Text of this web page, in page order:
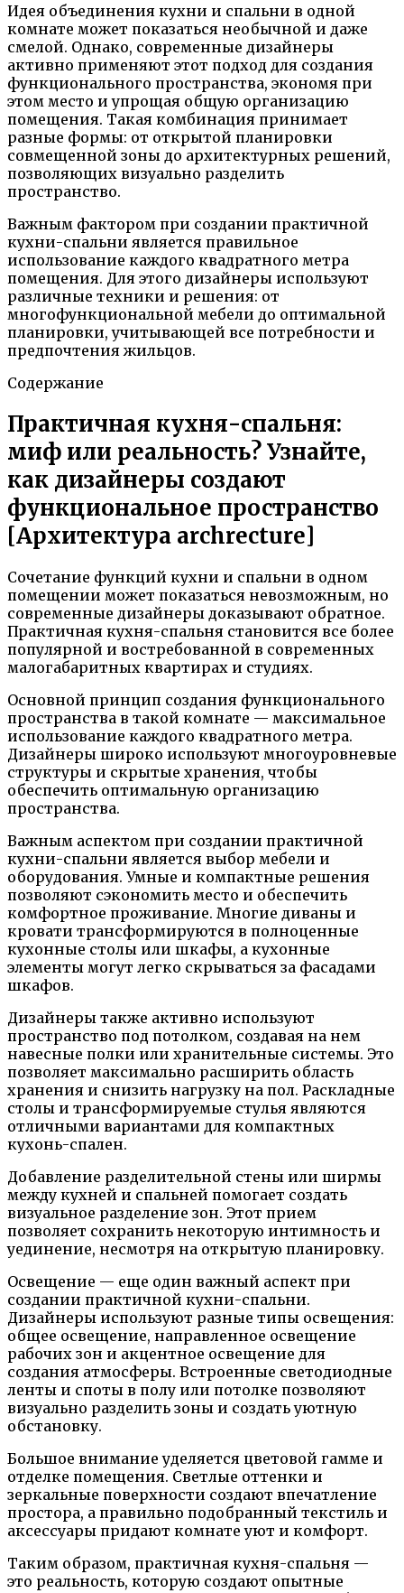
Идея объединения кухни и спальни в одной
комнате может показаться необычной и даже
смелой. Однако, современные дизайнеры
активно применяют этот подход для создания
функционального пространства, экономя при
этом место и упрощая общую организацию
помещения. Такая комбинация принимает
разные формы: от открытой планировки
совмещенной зоны до архитектурных решений,
позволяющих визуально разделить
пространство.
Важным фактором при создании практичной
кухни-спальни является правильное
использование каждого квадратного метра
помещения. Для этого дизайнеры используют
различные техники и решения: от
многофункциональной мебели до оптимальной
планировки, учитывающей все потребности и
предпочтения жильцов.
Содержание
Практичная кухня-спальня:
миф или реальность? Узнайте,
как дизайнеры создают
функциональное пространство
[Архитектура archrecture]
Сочетание функций кухни и спальни в одном
помещении может показаться невозможным, но
современные дизайнеры доказывают обратное.
Практичная кухня-спальня становится все более
популярной и востребованной в современных
малогабаритных квартирах и студиях.
Основной принцип создания функционального
пространства в такой комнате — максимальное
использование каждого квадратного метра.
Дизайнеры широко используют многоуровневые
структуры и скрытые хранения, чтобы
обеспечить оптимальную организацию
пространства.
Важным аспектом при создании практичной
кухни-спальни является выбор мебели и
оборудования. Умные и компактные решения
позволяют сэкономить место и обеспечить
комфортное проживание. Многие диваны и
кровати трансформируются в полноценные
кухонные столы или шкафы, а кухонные
элементы могут легко скрываться за фасадами
шкафов.
Дизайнеры также активно используют
пространство под потолком, создавая на нем
навесные полки или хранительные системы. Это
позволяет максимально расширить область
хранения и снизить нагрузку на пол. Раскладные
столы и трансформируемые стулья являются
отличными вариантами для компактных
кухонь-спален.
Добавление разделительной стены или ширмы
между кухней и спальней помогает создать
визуальное разделение зон. Этот прием
позволяет сохранить некоторую интимность и
уединение, несмотря на открытую планировку.
Освещение — еще один важный аспект при
создании практичной кухни-спальни.
Дизайнеры используют разные типы освещения:
общее освещение, направленное освещение
рабочих зон и акцентное освещение для
создания атмосферы. Встроенные светодиодные
ленты и споты в полу или потолке позволяют
визуально разделить зоны и создать уютную
обстановку.
Большое внимание уделяется цветовой гамме и
отделке помещения. Светлые оттенки и
зеркальные поверхности создают впечатление
простора, а правильно подобранный текстиль и
аксессуары придают комнате уют и комфорт.
Таким образом, практичная кухня-спальня —
это реальность, которую создают опытные